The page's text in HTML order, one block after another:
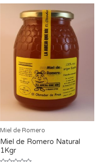
Miel de Romero
Miel de Romero Natural
1Kgr